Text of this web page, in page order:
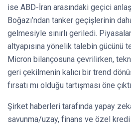
ise ABD-İran arasındaki geçici
Boğazı’ndan tanker geçişlerinin
gelmesiyle sınırlı geriledi.
altyapısına yönelik talebin gücünü
Micron bilançosuna çevrilirken,
geri çekilmenin kalıcı bir trend
fırsatı mı olduğu tartışması öne
Şirket haberleri tarafında yapay
savunma/uzay, finans ve özel